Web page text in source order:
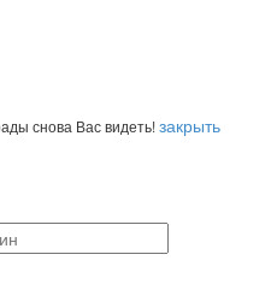
снова Вас видеть!закрыть